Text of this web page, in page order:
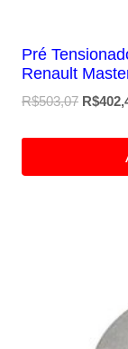
Pré
Renault
R$503,07 O
R$